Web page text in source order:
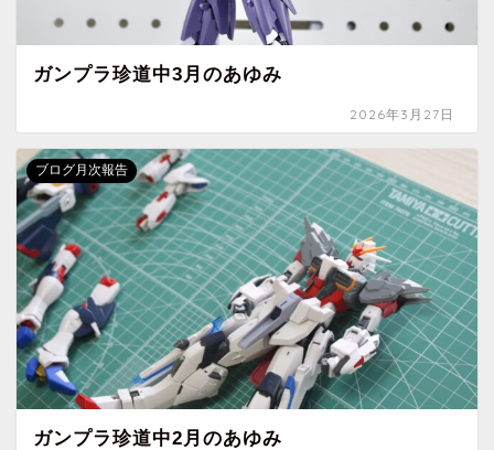
ガンプラ珍道中3月のあゆみ
2026年3月27日
ブログ月次報告
ガンプラ珍道中2月のあゆみ